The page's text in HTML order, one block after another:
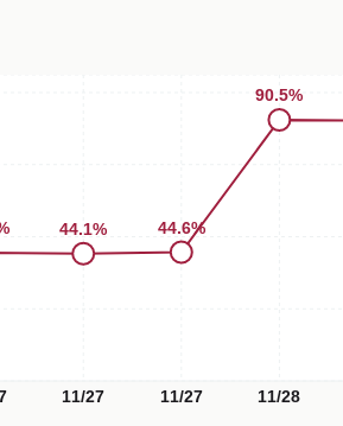
11/27 11/27 11/28
44.1% 44.6%
90.5%